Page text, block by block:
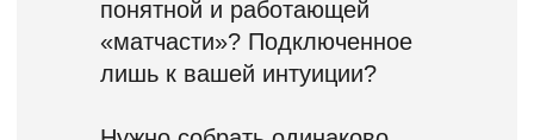
Конкурентное
преимущество
методик управления. Семинары